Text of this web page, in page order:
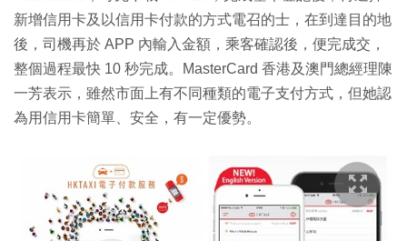
新增信用卡及以信用卡付款的方式電召的士，在到達目的地
後，司機再於 APP 內輸入金額，乘客確認後，便完成交，
整個過程最快 10 秒完成。MasterCard 香港及澳門總經理陳
一芳表示，雖然市面上有不同種類的電子支付方式，但她認
為用信用卡簡單、安全，有一定優勢。